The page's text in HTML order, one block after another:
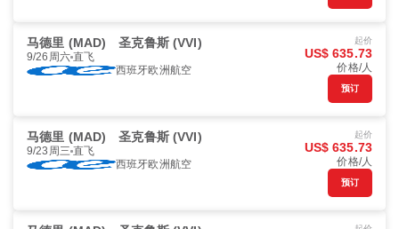
马德里 (MAD) 圣克鲁斯 (VVI)
9/26周六 直飞
西班牙欧洲航空
起价
US$ 635.73
价格/人
预订
马德里 (MAD) 圣克鲁斯 (VVI)
9/23周三 直飞
西班牙欧洲航空
起价
US$ 635.73
价格/人
预订